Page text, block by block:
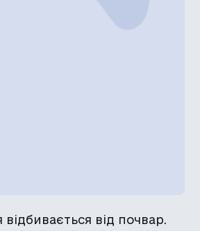
відбивається від почвар.